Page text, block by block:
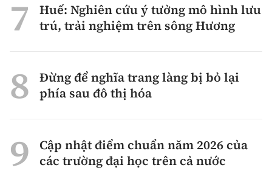
Huế: Nghiên cứu ý tưởng mô hình lưu
trú, trải nghiệm trên sông Hương
Đừng để nghĩa trang làng bị bỏ lại
phía sau đô thị hóa
Cập nhật điểm chuẩn năm 2026 của
các trường đại học trên cả nước